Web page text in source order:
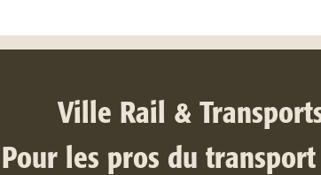
Ville Rail &
Pour les pros du